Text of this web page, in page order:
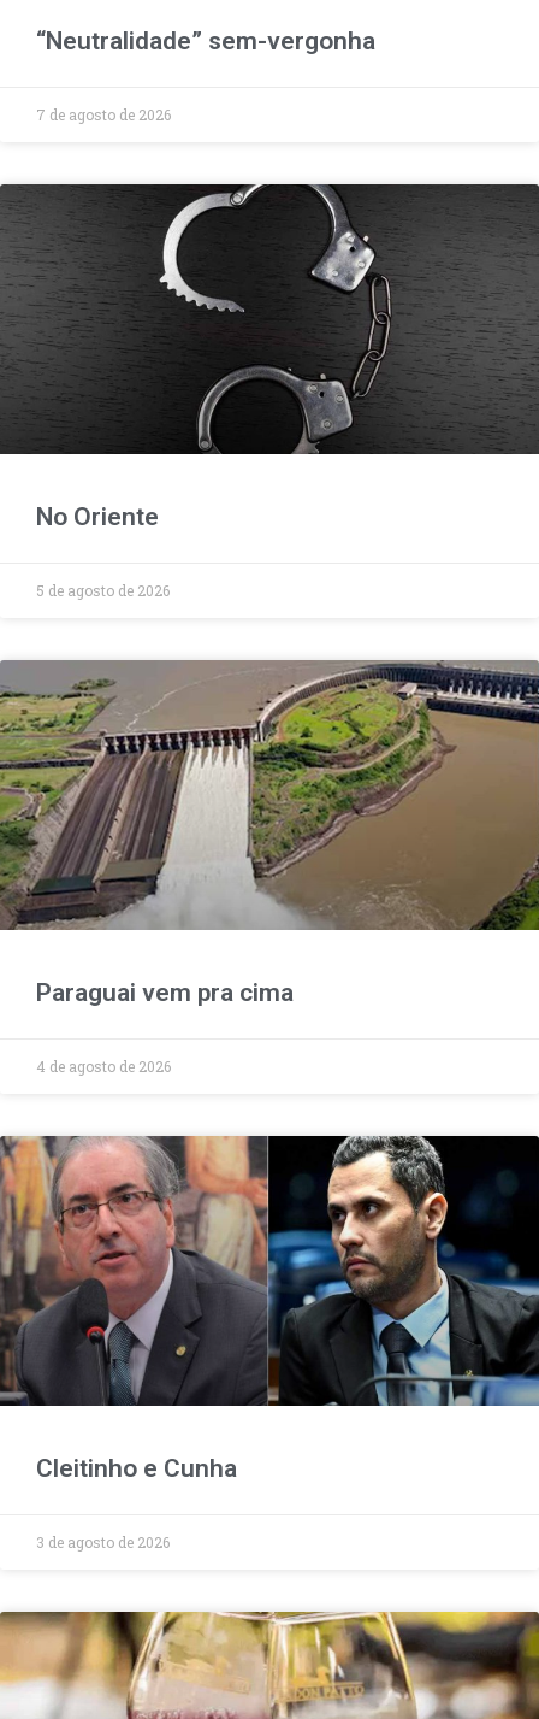
“Neutralidade” sem-vergonha
7 de agosto de 2026
No Oriente
5 de agosto de 2026
Paraguai vem pra cima
4 de agosto de 2026
Cleitinho e Cunha
3 de agosto de 2026